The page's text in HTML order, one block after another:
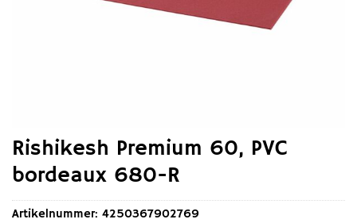
Rishikesh Premium 60, PVC
bordeaux 680-R
Artikelnummer: 4250367902769